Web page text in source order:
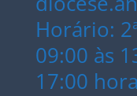
Horário:
09:00 às
17:00